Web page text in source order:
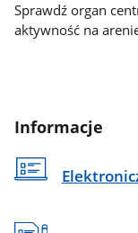
Sprawdź organ
aktywność na
Informacje